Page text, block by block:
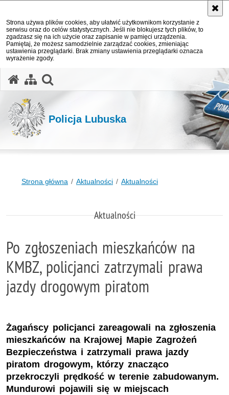
Strona używa plików cookies, aby ułatwić użytkownikom korzystanie z
serwisu oraz do celów statystycznych. Jeśli nie blokujesz tych plików, to
zgadzasz się na ich użycie oraz zapisanie w pamięci urządzenia.
Pamiętaj, że możesz samodzielnie zarządzać cookies, zmieniając
ustawienia przeglądarki. Brak zmiany ustawienia przeglądarki oznacza
wyrażenie zgody.
Policja Lubuska
Strona główna Aktualności Aktualności
Aktualności
Po zgłoszeniach mieszkańców na
KMBZ, policjanci zatrzymali prawa
jazdy drogowym piratom
Żagańscy policjanci zareagowali na zgłoszenia
mieszkańców na Krajowej Mapie Zagrożeń
Bezpieczeństwa i zatrzymali prawa jazdy
piratom drogowym, którzy znacząco
przekroczyli prędkość w terenie zabudowanym.
Mundurowi pojawili się w miejscach